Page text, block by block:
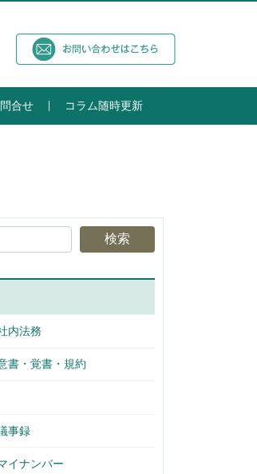
合せ コラム随時更新
検索
内法務
書・覚書・規約
事録
イナンバー